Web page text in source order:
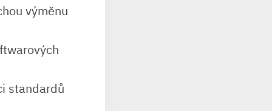
výměnu
standardů